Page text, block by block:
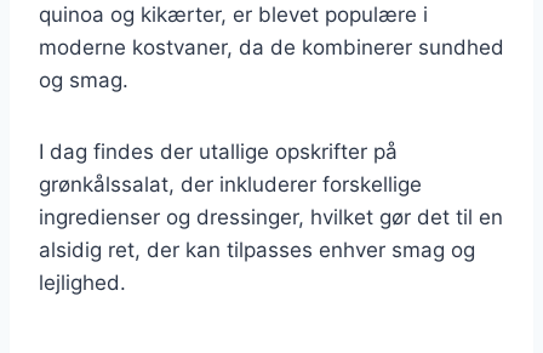
quinoa og kikærter, er blevet populære i
moderne kostvaner, da de kombinerer sundhed
og smag.
I dag findes der utallige opskrifter på
grønkålssalat, der inkluderer forskellige
ingredienser og dressinger, hvilket gør det til en
alsidig ret, der kan tilpasses enhver smag og
lejlighed.